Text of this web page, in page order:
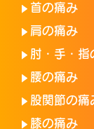
首の痛み
肩の痛み
肘・手・指
腰の痛み
股関節の痛
膝の痛み